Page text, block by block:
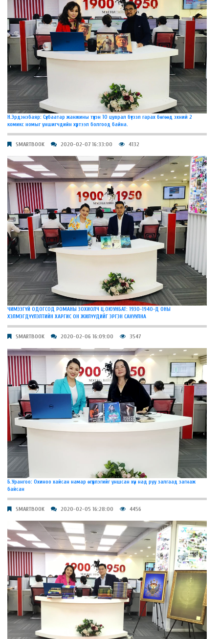
Н.Эрдэнэбаяр: Сүхбаатар жанжины түүхэн 10 цуврал бүтээл гарах бөгөөд эхний 2
комикс номыг уншигчдийн хүртээл болгоод байна.
SMARTBOOK 2020-02-07 16:33:00 4132
ЧИМЭЭГҮЙ ОДОГСОД РОМАНЫ ЗОХИОЛЧ Ц.ОЮУНБАТ: 1930-1940-Д ОНЫ
ХЭЛМЭГДҮҮЛЭЛТИЙН ХАРГИС ОН ЖИЛҮҮДИЙГ ЭРГЭН САНУУЛНА
SMARTBOOK 2020-02-06 16:09:00 3547
Б.Урангоо: Охиноо хайсан намар өгүүллэгийг уншсан хүн над руу залгаад загнаж
байсан
SMARTBOOK 2020-02-05 16:28:00 4456